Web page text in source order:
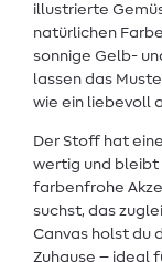
illustrierte
natürlichen
sonnige Gelb-
lassen das
wie ein liebevoll
Der Stoff hat
wertig und bleibt
farbenfrohe
suchst, das
Canvas holst du
Zuhause – ideal